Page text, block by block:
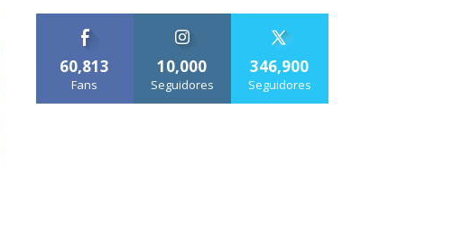
60,813
Fans
10,000
Seguidores
346,900
Seguidores